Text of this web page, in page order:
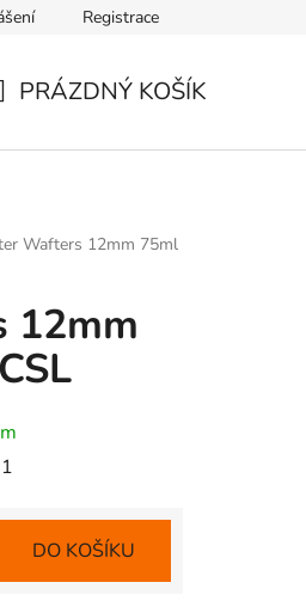
Registrace
PRÁZDNÝ KOŠÍK
Wafters 12mm 75ml
12mm
DO KOŠÍKU